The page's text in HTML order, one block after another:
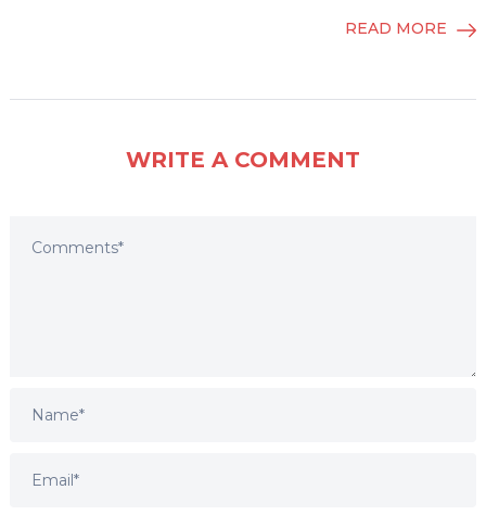
READ MORE
WRITE A COMMENT